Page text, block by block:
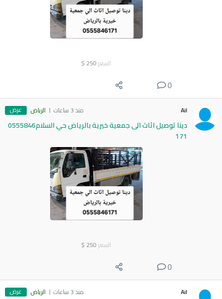
السعر 250
$
0
Ail منذ 3 ساعات الرياض عرض
دينا توصيل اثاث الى جمعية خيرية بالرياض حي السلام0555846
171
السعر 250
$
0
Ail منذ 3 ساعات الرياض عرض